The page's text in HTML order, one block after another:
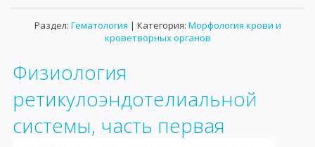
Раздел: Гематология | Категория: Морфология крови и
кроветворных органов
Физиология
ретикулоэндотелиальной
системы, часть первая